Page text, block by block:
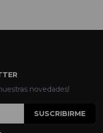
novedades!
SUSCRIBIRME